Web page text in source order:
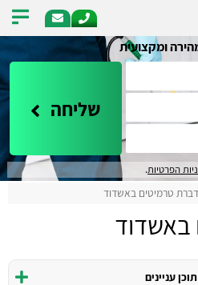
ומקצועית
שליחה
הפרטיות.
טרמיטים באשדוד
באשדוד
עניינים